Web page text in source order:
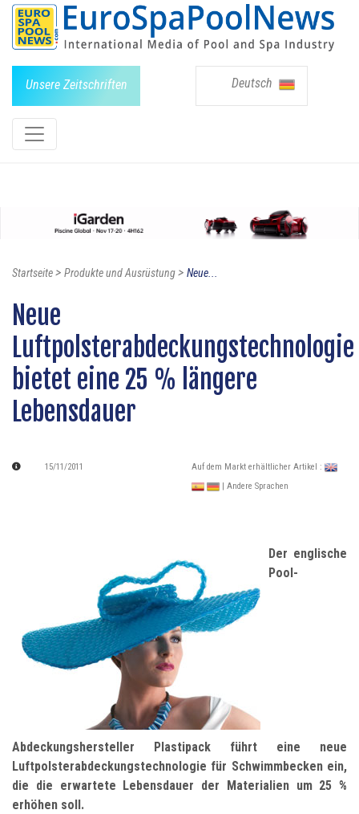
Unsere Zeitschriften Deutsch
Startseite> Produkte und Ausrüstung> Neue...
Neue
Luftpolsterabdeckungstechnologie
bietet eine 25 % längere
Lebensdauer
15/11/2011
Auf dem Markt erhältlicher Artikel :
| Andere Sprachen
Der englische
Pool-
Abdeckungshersteller Plastipack führt eine neue
Luftpolsterabdeckungstechnologie für Schwimmbecken ein,
die die erwartete Lebensdauer der Materialien um 25 %
erhöhen soll.